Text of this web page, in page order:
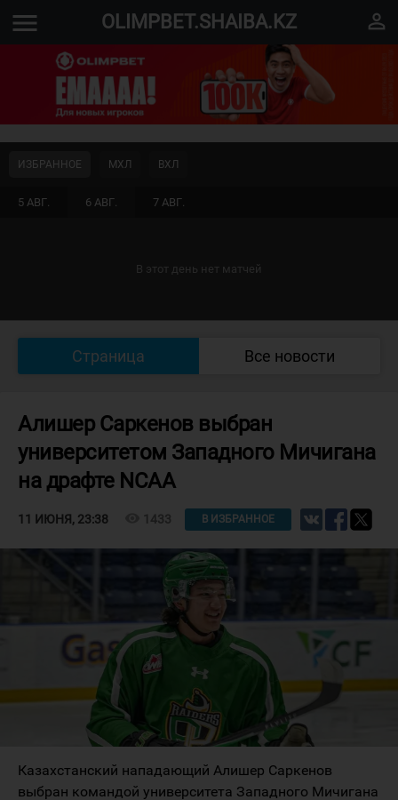
menu OLIMPBET.SHAIBA.KZ perm_identity
5 АВГ. 6 АВГ. 7 АВГ.
ИЗБРАННОЕ МХЛ ВХЛ
В этот день нет матчей
Страница Все новости
Алишер Саркенов выбран
университетом Западного Мичигана
на драфте NCAA
11 ИЮНЯ, 23:38 1433 В ИЗБРАННОЕ
Казахстанский нападающий Алишер Саркенов
выбран командой университета Западного Мичигана